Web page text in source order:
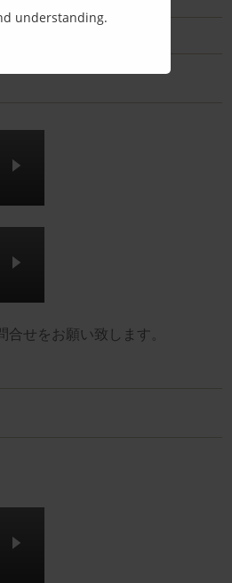
せをお願い致します。
understanding.